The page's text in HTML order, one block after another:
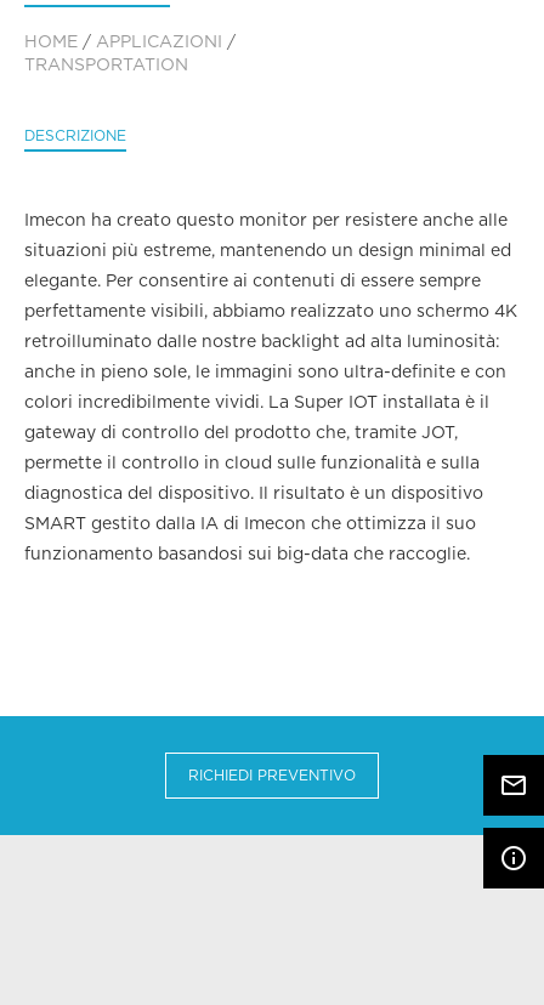
HOME / APPLICAZIONI
/
TRANSPORTATION
DESCRIZIONE
Imecon ha creato questo monitor per resistere anche alle
situazioni più estreme, mantenendo un design minimal ed
elegante. Per consentire ai contenuti di essere sempre
perfettamente visibili, abbiamo realizzato uno schermo 4K
retroilluminato dalle nostre backlight ad alta luminosità:
anche in pieno sole, le immagini sono ultra-definite e con
colori incredibilmente vividi. La Super IOT installata è il
gateway di controllo del prodotto che, tramite JOT,
permette il controllo in cloud sulle funzionalità e sulla
diagnostica del dispositivo. Il risultato è un dispositivo
SMART gestito dalla IA di Imecon che ottimizza il suo
funzionamento basandosi sui big-data che raccoglie.
RICHIEDI PREVENTIVO mail_outline
info_outline